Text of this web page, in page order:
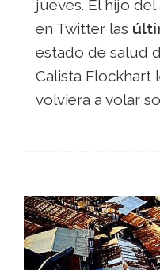
jueves. El hijo
en Twitter las
estado de salud
Calista Flockhart
volviera a volar